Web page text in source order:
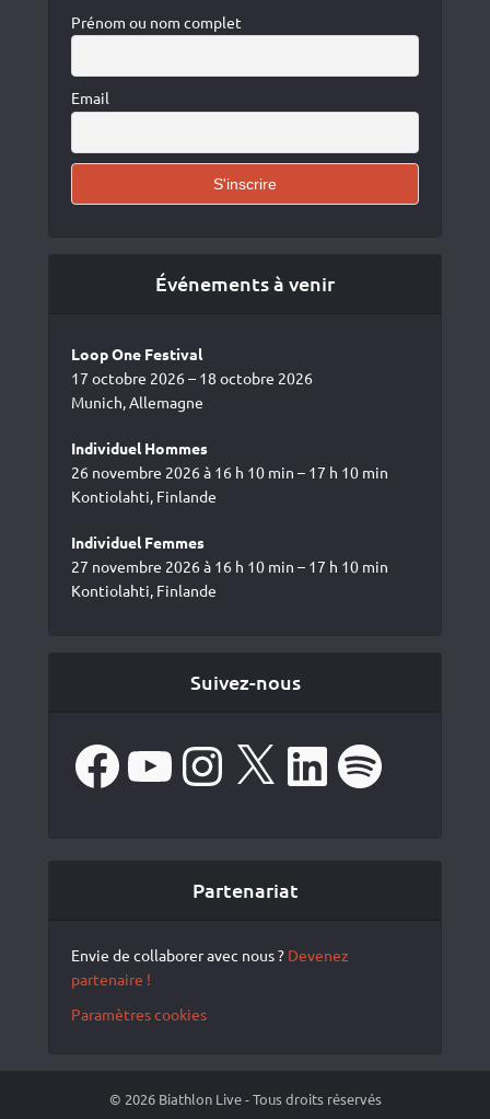
Prénom ou nom complet
Email
Événements à venir
Loop One Festival
17 octobre 2026 – 18 octobre 2026
Munich, Allemagne
Individuel Hommes
26 novembre 2026 à 16 h 10 min – 17 h 10 min
Kontiolahti, Finlande
Individuel Femmes
27 novembre 2026 à 16 h 10 min – 17 h 10 min
Kontiolahti, Finlande
Suivez-nous
FacebookYouTube Instagram LinkedIn Spotify
Partenariat
Envie de collaborer avec nous ? Devenez
partenaire !
Paramètres cookies
© 2026 Biathlon Live - Tous droits réservés